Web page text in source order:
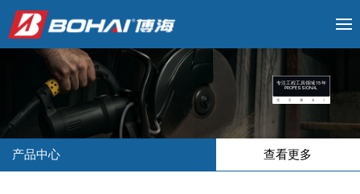
专注工程工具领域 15 年
PROFESSIONAL
产品中心 查看更多